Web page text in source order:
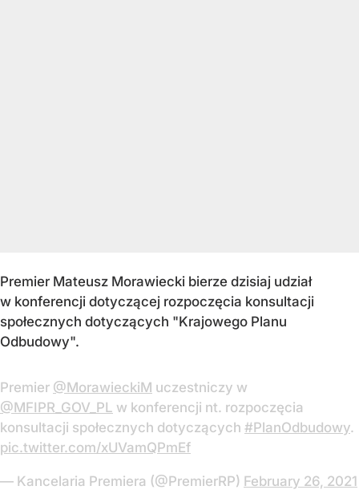
Premier Mateusz Morawiecki bierze dzisiaj udział
w konferencji dotyczącej rozpoczęcia konsultacji
społecznych dotyczących "Krajowego Planu
Odbudowy".
Premier @MorawieckiM uczestniczy w
@MFIPR_GOV_PL w konferencji nt. rozpoczęcia
konsultacji społecznych dotyczących #PlanOdbudowy.
pic.twitter.com/xUVamQPmEf
— Kancelaria Premiera (@PremierRP) February 26, 2021